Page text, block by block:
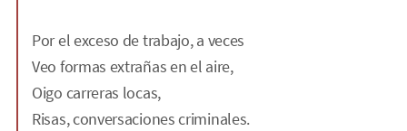
Por el exceso de trabajo, a veces
Veo formas extrañas en el aire,
Oigo carreras locas,
Risas, conversaciones criminales.